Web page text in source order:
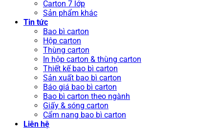
Carton 7 lớp
Sản phẩm khác
Tin tức
Bao bì carton
Hộp carton
Thùng carton
In hộp carton & thùng carton
Thiết kế bao bì carton
Sản xuất bao bì carton
Báo giá bao bì carton
Bao bì carton theo ngành
Giấy & sóng carton
Cẩm nang bao bì carton
Liên hệ